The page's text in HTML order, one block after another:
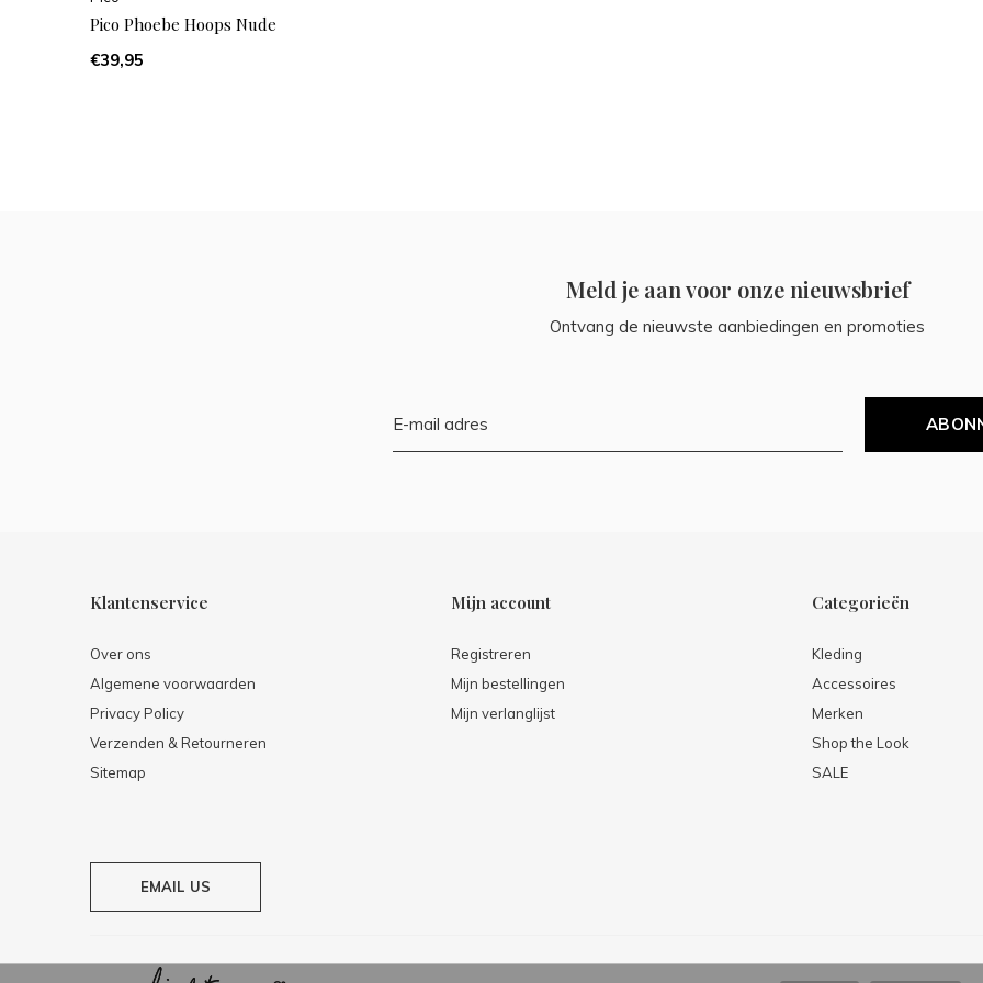
Pico Phoebe Hoops Nude
€39,95
Meld je aan voor onze nieuwsbrief
Ontvang de nieuwste aanbiedingen en promoties
Klantenservice
Over ons
Algemene voorwaarden
Privacy Policy
Verzenden & Retourneren
Sitemap
Mijn account
Registreren
Mijn bestellingen
Mijn verlanglijst
Categorieën
Kleding
Accessoires
Merken
Shop the Look
SALE
EMAIL US